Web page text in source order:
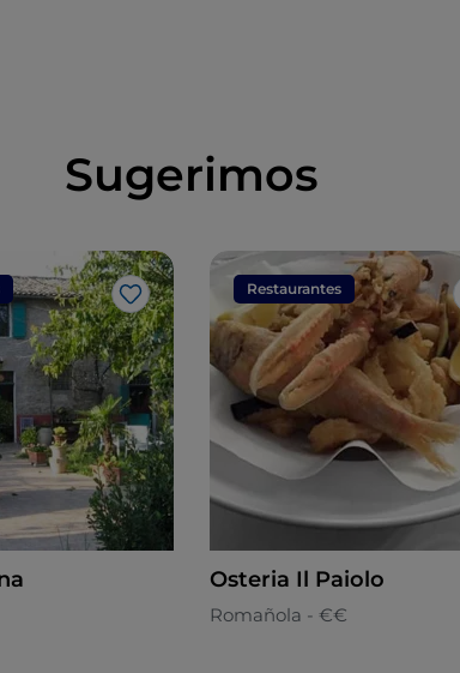
Sugerimos
Me gusta
Restaurantes
Osteria Il Paiolo
Romañola - €€